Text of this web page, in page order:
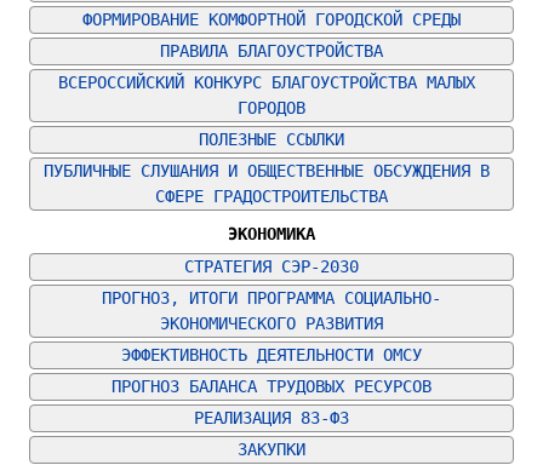
ФОРМИРОВАНИЕ КОМФОРТНОЙ ГОРОДСКОЙ СРЕДЫ
ПРАВИЛА БЛАГОУСТРОЙСТВА
ВСЕРОССИЙСКИЙ КОНКУРС БЛАГОУСТРОЙСТВА МАЛЫХ
ГОРОДОВ
ПОЛЕЗНЫЕ ССЫЛКИ
ПУБЛИЧНЫЕ СЛУШАНИЯ И ОБЩЕСТВЕННЫЕ ОБСУЖДЕНИЯ В
СФЕРЕ ГРАДОСТРОИТЕЛЬСТВА
ЭКОНОМИКА
СТРАТЕГИЯ СЭР-2030
ПРОГНОЗ, ИТОГИ ПРОГРАММА СОЦИАЛЬНО-
ЭКОНОМИЧЕСКОГО РАЗВИТИЯ
ЭФФЕКТИВНОСТЬ ДЕЯТЕЛЬНОСТИ ОМСУ
ПРОГНОЗ БАЛАНСА ТРУДОВЫХ РЕСУРСОВ
РЕАЛИЗАЦИЯ 83-ФЗ
ЗАКУПКИ